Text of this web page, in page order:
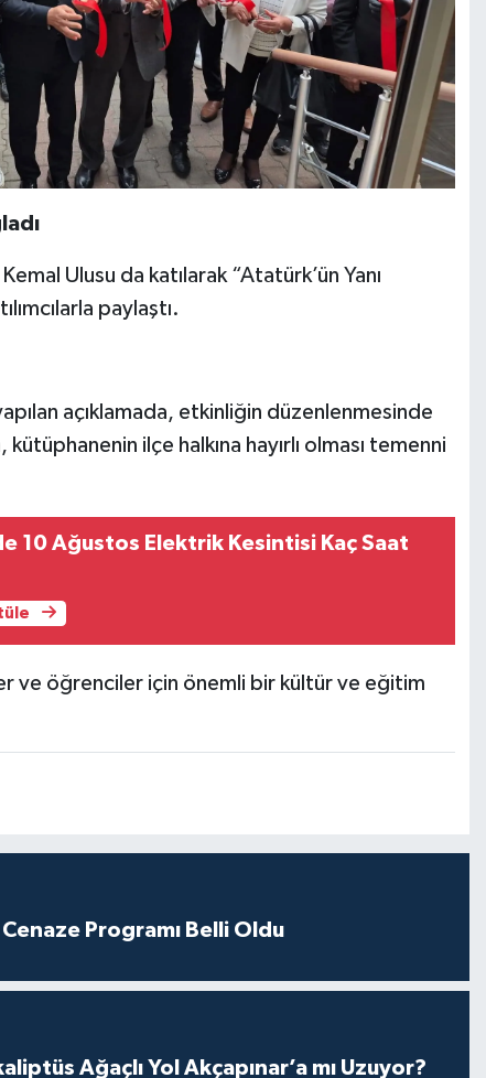
Ulusu da katılarak “Atatürk’ün Yanı
paylaştı.
açıklamada, etkinliğin düzenlenmesinde
ilçe halkına hayırlı olması temenni
10 Ağustos Elektrik Kesintisi Kaç Saat
ve öğrenciler için önemli bir kültür ve eğitim
Programı Belli Oldu
Ağaçlı Yol Akçapınar’a mı Uzuyor?